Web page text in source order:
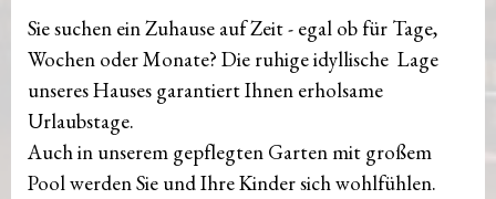
Sie suchen ein Zuhause auf Zeit - egal ob für Tage,
Wochen oder Monate? Die ruhige idyllische Lage
unseres Hauses garantiert Ihnen erholsame
Urlaubstage.
Auch in unserem gepflegten Garten mit großem
Poolwerden Sie und Ihre Kinder sich wohlfühlen.